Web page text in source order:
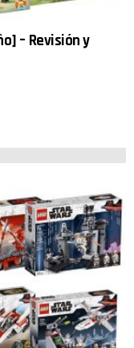
– Revisión y